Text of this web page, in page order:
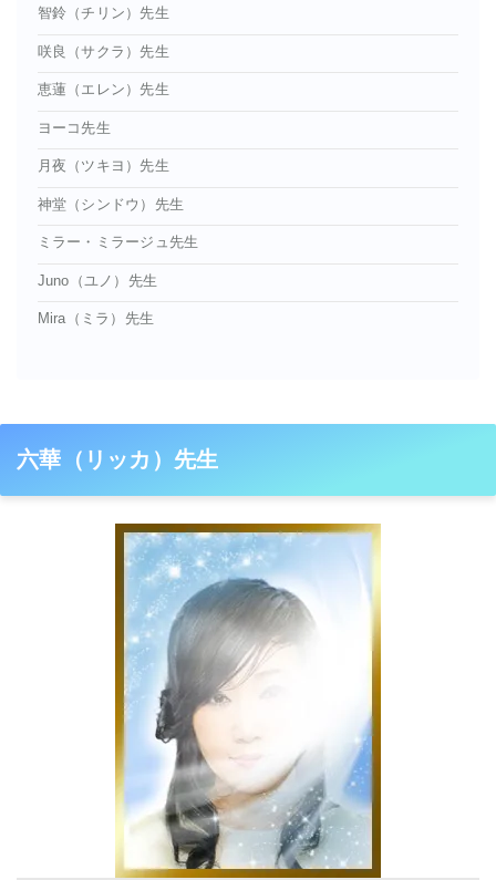
智鈴（チリン）先生
咲良（サクラ）先生
恵蓮（エレン）先生
ヨーコ先生
月夜（ツキヨ）先生
神堂（シンドウ）先生
ミラー・ミラージュ先生
Juno（ユノ）先生
Mira（ミラ）先生
六華（リッカ）先生